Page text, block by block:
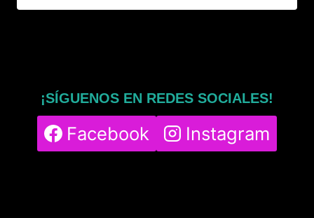
¡SÍGUENOS EN REDES SOCIALES!
Facebook Instagram